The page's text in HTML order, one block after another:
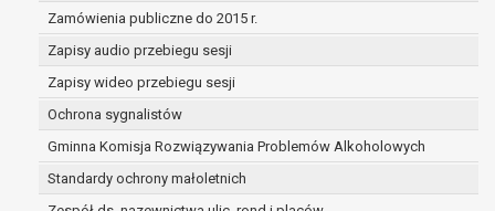
Zamówienia publiczne do 2015 r.
Zapisy audio przebiegu sesji
Zapisy wideo przebiegu sesji
Ochrona sygnalistów
Gminna Komisja Rozwiązywania Problemów Alkoholowych
Standardy ochrony małoletnich
osoba, której dane dotyczą
kwestionuje prawidłowość danych
osobowych – na okres pozwalający
administratorowi sprawdzić
przetwarzanie danych jest niezgodne
z prawem, a osoba, której dane
dotyczą, sprzeciwia się usunięciu
danych, żądając w zamian ich